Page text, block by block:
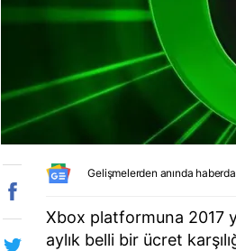
Gelişmelerden anında
Xbox platformuna 2017
aylık belli bir ücret